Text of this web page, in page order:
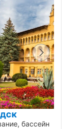
бассейн